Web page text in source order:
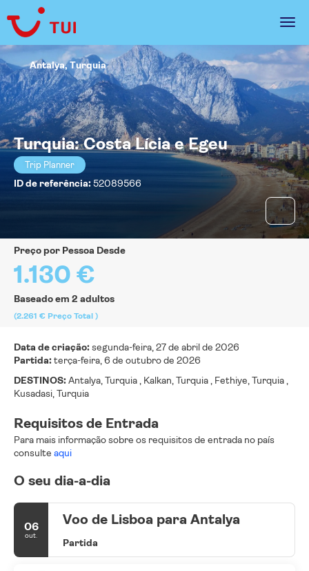
Turquia: Costa Lícia e Egeu
Trip Planner
ID de referência:52089566
Antalya, Turquia
Preço por Pessoa Desde
1.130 €
Baseado em 2 adultos
(2.261 € Preço Total )
Data de criação:segunda-feira, 27 de abril de 2026
Partida:terça-feira, 6 de outubro de 2026
DESTINOS:Antalya, Turquia , Kalkan, Turquia , Fethiye, Turquia ,
Kusadasi, Turquia
Requisitos de Entrada
Para mais informação sobre os requisitos de entrada no país
consulte aqui
O seu dia-a-dia
06
out.
Voo de Lisboa para Antalya
Partida